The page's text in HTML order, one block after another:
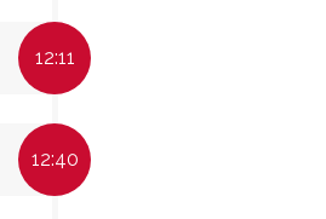
12:11
12:40